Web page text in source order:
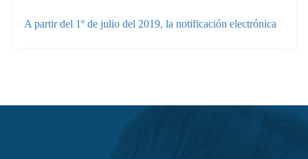
A partir del 1º de julio del 2019, la notificación electrónica